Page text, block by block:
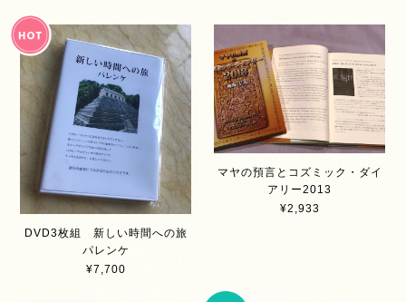
DVD3枚組 新しい時間への旅
パレンケ
¥7,700
マヤの預言とコズミック・ダイ
アリー2013
¥2,933